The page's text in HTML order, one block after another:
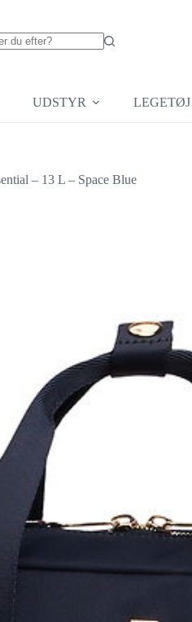
UDSTYR LEGETØJ
– 13 L – Space Blue